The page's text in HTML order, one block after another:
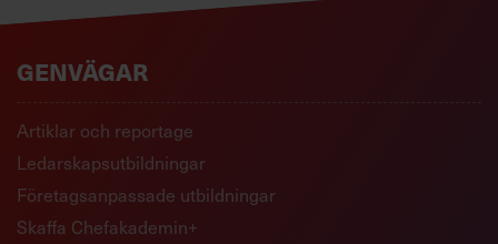
GENVÄGAR
Artiklar och reportage
Ledarskapsutbildningar
Företagsanpassade utbildningar
Skaffa Chefakademin+